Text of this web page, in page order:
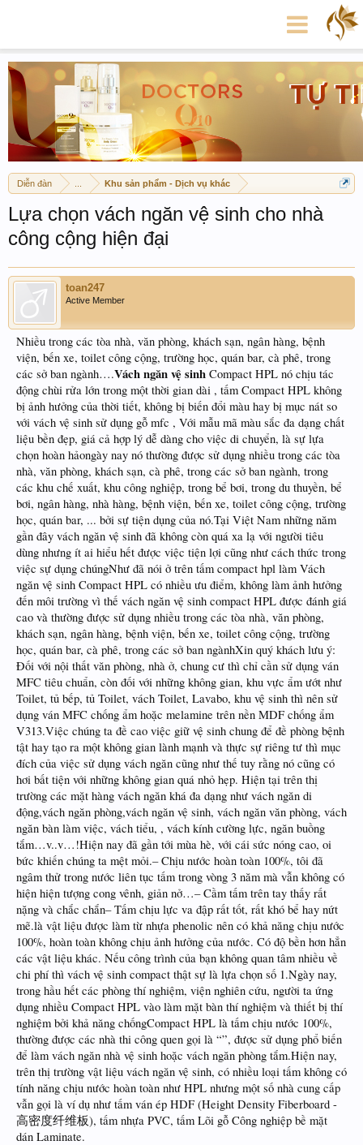
Diễn đàn Khu sản phẩm - Dịch vụ khác
Lựa chọn vách ngăn vệ sinh cho nhà
công cộng hiện đại
toan247
Active Member
Nhiều trong các tòa nhà, văn phòng, khách sạn, ngân hàng, bệnh
viện, bến xe, toilet công cộng, trường học, quán bar, cà phê, trong
các sở ban ngành….Vách ngăn vệ sinh Compact HPL nó chịu tác
động chùi rửa lớn trong một thời gian dài , tấm Compact HPL không
bị ảnh hưởng của thời tiết, không bị biến đổi màu hay bị mục nát so
với vách vệ sinh sử dụng gỗ mfc , Với mẫu mã màu sắc đa dạng chất
liệu bền đẹp, giá cả hợp lý dễ dàng cho việc di chuyển, là sự lựa
chọn hoàn hảongày nay nó thường được sử dụng nhiều trong các tòa
nhà, văn phòng, khách sạn, cà phê, trong các sở ban ngành, trong
các khu chế xuất, khu công nghiệp, trong bể bơi, trong du thuyền, bể
bơi, ngân hàng, nhà hàng, bệnh viện, bến xe, toilet công cộng, trường
học, quán bar, ... bởi sự tiện dụng của nó.Tại Việt Nam những năm
gần đây vách ngăn vệ sinh đã không còn quá xa lạ với người tiêu
dùng nhưng ít ai hiểu hết được việc tiện lợi cũng như cách thức trong
việc sự dụng chúngNhư đã nói ở trên tấm compact hpl làm Vách
ngăn vệ sinh Compact HPL có nhiều ưu điểm, không làm ảnh hưởng
đến môi trường vì thế vách ngăn vệ sinh compact HPL được đánh giá
cao và thường được sử dụng nhiều trong các tòa nhà, văn phòng,
khách sạn, ngân hàng, bệnh viện, bến xe, toilet công cộng, trường
học, quán bar, cà phê, trong các sở ban ngànhXin quý khách lưu ý:
Đối với nội thất văn phòng, nhà ở, chung cư thì chỉ cần sử dụng ván
MFC tiêu chuẩn, còn đối với những không gian, khu vực ẩm ướt như
Toilet, tủ bếp, tủ Toilet, vách Toilet, Lavabo, khu vệ sinh thì nên sử
dụng ván MFC chống ẩm hoặc melamine trên nền MDF chống ẩm
V313.Việc chúng ta đề cao việc giữ vệ sinh chung để đề phòng bệnh
tật hay tạo ra một không gian lành mạnh và thực sự riêng tư thì mục
đích của việc sử dụng vách ngăn cũng như thế tuy rằng nó cũng có
hơi bất tiện với những không gian quá nhỏ hẹp. Hiện tại trên thị
trường các mặt hàng vách ngăn khá đa dạng như vách ngăn di
động,vách ngăn phòng,vách ngăn vệ sinh, vách ngăn văn phòng, vách
ngăn bàn làm việc, vách tiểu, , vách kính cường lực, ngăn buồng
tắm…v..v…!Hiện nay đã gần tới mùa hè, với cái sức nóng cao, oi
bức khiến chúng ta mệt mỏi.– Chịu nước hoàn toàn 100%, tôi đã
ngâm thử trong nước liên tục tấm trong vòng 3 năm mà vẫn không có
hiện hiện tượng cong vênh, giản nở…– Cầm tấm trên tay thấy rất
nặng và chắc chắn– Tấm chịu lực va đập rất tốt, rất khó bể hay nứt
mẽ.là vật liệu được làm từ nhựa phenolic nên có khả năng chịu nước
100%, hoàn toàn không chịu ảnh hưởng của nước. Có độ bền hơn hẳn
các vật liệu khác. Nếu công trình của bạn không quan tâm nhiều về
chi phí thì vách vệ sinh compact thật sự là lựa chọn số 1.Ngày nay,
trong hầu hết các phòng thí nghiệm, viện nghiên cứu, người ta ứng
dụng nhiều Compact HPL vào làm mặt bàn thí nghiệm và thiết bị thí
nghiệm bởi khả năng chốngCompact HPL là tấm chịu nước 100%,
thường được các nhà thi công quen gọi là “”, được sử dụng phổ biến
để làm vách ngăn nhà vệ sinh hoặc vách ngăn phòng tắm.Hiện nay,
trên thị trường vật liệu vách ngăn vệ sinh, có nhiều loại tấm không có
tính năng chịu nước hoàn toàn như HPL nhưng một số nhà cung cấp
vẫn gọi là ví dụ như tấm ván ép HDF (Height Density Fiberboard -
高密度纤维板), tấm nhựa PVC, tấm Lõi gỗ Công nghiệp bề mặt
dán Laminate.